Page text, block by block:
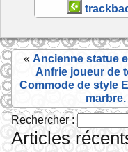
o
o
k
« Ancienne statue
Anfrie joueur de
Commode de style
Rechercher :
Articles